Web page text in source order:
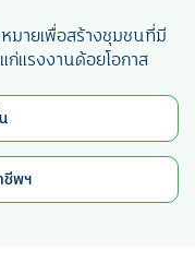
มายเพื่อสร้างชุมชนที่มี
แรงงานด้อยโอกาส
พฯ